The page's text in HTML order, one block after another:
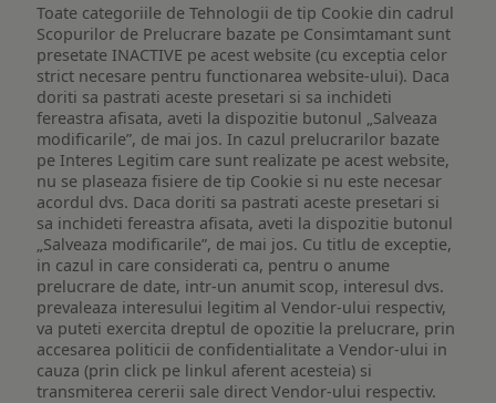
Toate categoriile de Tehnologii de tip Cookie din cadrul
Scopurilor de Prelucrare bazate pe Consimtamant sunt
presetate INACTIVE pe acest website (cu exceptia celor
strict necesare pentru functionarea website-ului). Daca
doriti sa pastrati aceste presetari si sa inchideti
fereastra afisata, aveti la dispozitie butonul „Salveaza
modificarile”, de mai jos. In cazul prelucrarilor bazate
pe Interes Legitim care sunt realizate pe acest website,
nu se plaseaza fisiere de tip Cookie si nu este necesar
acordul dvs. Daca doriti sa pastrati aceste presetari si
sa inchideti fereastra afisata, aveti la dispozitie butonul
„Salveaza modificarile”, de mai jos. Cu titlu de exceptie,
in cazul in care considerati ca, pentru o anume
prelucrare de date, intr-un anumit scop, interesul dvs.
prevaleaza interesului legitim al Vendor-ului respectiv,
va puteti exercita dreptul de opozitie la prelucrare, prin
accesarea politicii de confidentialitate a Vendor-ului in
cauza (prin click pe linkul aferent acesteia) si
transmiterea cererii sale direct Vendor-ului respectiv.